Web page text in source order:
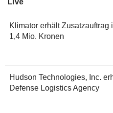
Live
Klimator erhält Zusatzauftrag
1,4 Mio. Kronen
Hudson Technologies, Inc.
Defense Logistics Agency